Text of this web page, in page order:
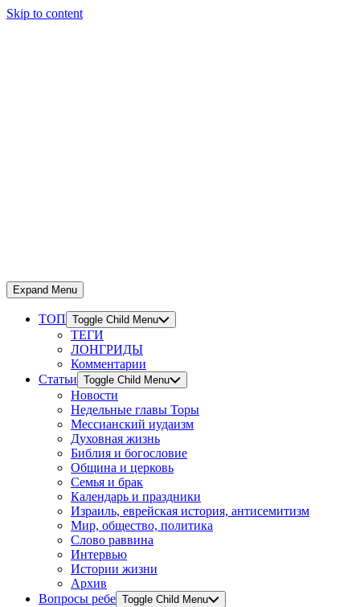
Skip to content
Expand Menu
ТОП Toggle Child Menu
ТЕГИ
ЛОНГРИДЫ
Комментарии
Статьи Toggle Child Menu
Новости
Недельные главы Торы
Мессианский иудаизм
Духовная жизнь
Библия и богословие
Община и церковь
Семья и брак
Календарь и праздники
Израиль, еврейская история, антисемитизм
Мир, общество, политика
Слово раввина
Интервью
Истории жизни
Архив
Вопросы ребе Toggle Child Menu